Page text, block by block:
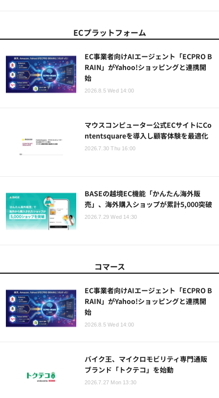
ECプラットフォーム
EC事業者向けAIエージェント「ECPRO B
RAIN」がYahoo!ショッピングと連携開
始
2026.8.5 Wed 14:00
マウスコンピューター公式ECサイトにCo
ntentsquareを導入し顧客体験を最適化
2026.7.30 Thu 16:00
BASEの越境EC機能「かんたん海外販
売」、海外購入ショップが累計5,000突破
2026.7.29 Wed 14:30
コマース
EC事業者向けAIエージェント「ECPRO B
RAIN」がYahoo!ショッピングと連携開
始
2026.8.5 Wed 14:00
バイク王、マイクロモビリティ専門通販
ブランド「トクテコ」を始動
2026.7.27 Mon 13:30